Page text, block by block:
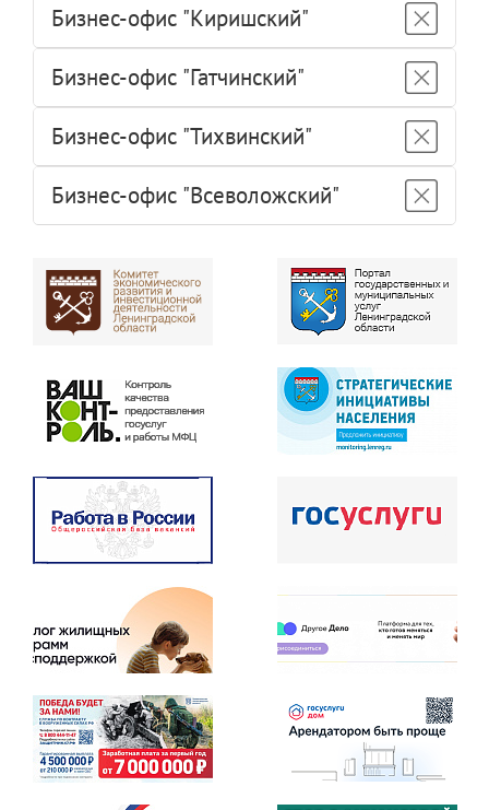
Бизнес-офис "Киришский"
Бизнес-офис "Гатчинский"
Бизнес-офис "Тихвинский"
Бизнес-офис "Всеволожский"